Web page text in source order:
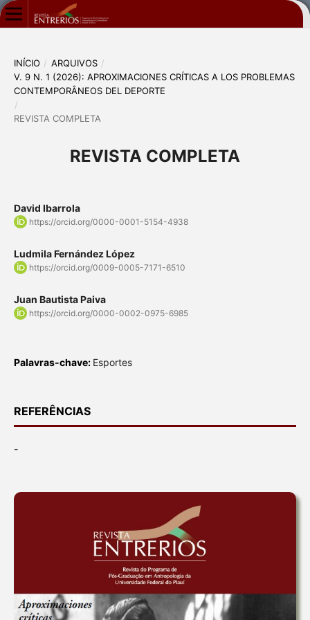
INÍCIO / ARQUIVOS /
V. 9 N. 1 (2026): APROXIMACIONES CRÍTICAS A LOS PROBLEMAS
CONTEMPORÂNEOS DEL DEPORTE
/
REVISTA COMPLETA
REVISTA COMPLETA
David Ibarrola
https://orcid.org/0000-0001-5154-4938
Ludmila Fernández López
https://orcid.org/0009-0005-7171-6510
Juan Bautista Paiva
https://orcid.org/0000-0002-0975-6985
Palavras-chave: Esportes
REFERÊNCIAS
-